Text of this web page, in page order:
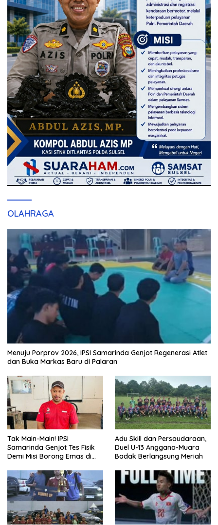
OLAHRAGA
Menuju Porprov 2026, IPSI Samarinda Genjot Regenerasi Atlet
dan Buka Markas Baru di Palaran
Tak Main-Main! IPSI
Samarinda Genjot Tes Fisik
Demi Misi Borong Emas di
Adu Skill dan Persaudaraan,
Duel U-13 Anggana-Muara
Badak Berlangsung Meriah